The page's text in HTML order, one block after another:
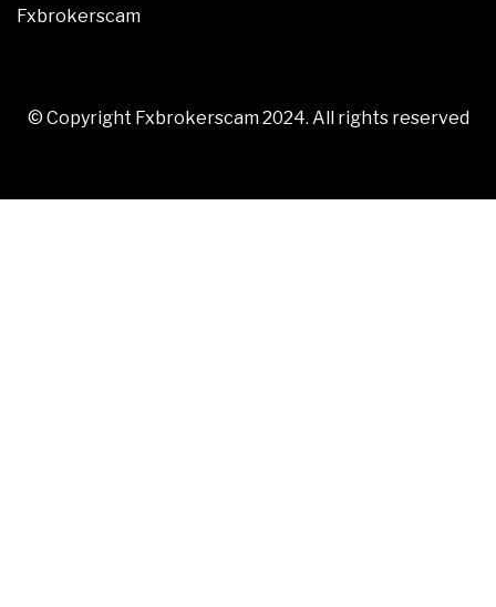
Fxbrokerscam
© Copyright Fxbrokerscam 2024. All rights reserved